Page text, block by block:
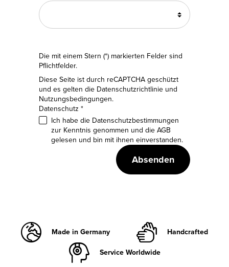
Die mit einem Stern (*) markierten Felder sind
Pflichtfelder.
Diese Seite ist durch reCAPTCHA geschützt
und es gelten die Datenschutzrichtlinie und
Nutzungsbedingungen.
Datenschutz *
Ich habe die Datenschutzbestimmungen
zur Kenntnis genommen und die AGB
gelesen und bin mit ihnen einverstanden.
Absenden
Made in Germany
Handcrafted
Service Worldwide